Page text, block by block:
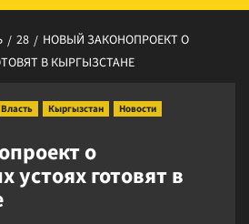
28
НОВЫЙ ЗАКОНОПРОЕКТ О
В КЫРГЫЗСТАНЕ
Власть Кыргызстан
Новости
о
устоях готовят в